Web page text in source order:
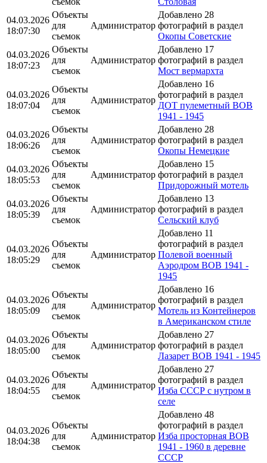
04.03.2026
18:07:30
Объекты
для
съемок
Администратор
Добавлено 28
фотографий в раздел
Окопы Советские
04.03.2026
18:07:23
Объекты
для
съемок
Администратор
Добавлено 17
фотографий в раздел
Мост вермархта
04.03.2026
18:07:04
Объекты
для
съемок
Администратор
Добавлено 16
фотографий в раздел
ДОТ пулеметный ВОВ
1941 - 1945
04.03.2026
18:06:26
Объекты
для
съемок
Администратор
Добавлено 28
фотографий в раздел
Окопы Немецкие
04.03.2026
18:05:53
Объекты
для
съемок
Администратор
Добавлено 15
фотографий в раздел
Придорожный мотель
04.03.2026
18:05:39
Объекты
для
съемок
Администратор
Добавлено 13
фотографий в раздел
Сельский клуб
04.03.2026
18:05:29
Объекты
для
съемок
Администратор
Добавлено 11
фотографий в раздел
Полевой военный
Аэродром ВОВ 1941 -
1945
04.03.2026
18:05:09
Объекты
для
съемок
Администратор
Добавлено 16
фотографий в раздел
Мотель из Контейнеров
в Американском стиле
04.03.2026
18:05:00
Объекты
для
съемок
Администратор
Добавлено 27
фотографий в раздел
Лазарет ВОВ 1941 - 1945
04.03.2026
18:04:55
Объекты
для
съемок
Администратор
Добавлено 27
фотографий в раздел
Изба СССР с нутром в
селе
04.03.2026
18:04:38
Объекты
для
съемок
Администратор
Добавлено 48
фотографий в раздел
Изба просторная ВОВ
1941 - 1960 в деревне
СССР